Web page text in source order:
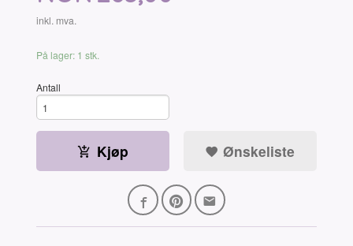
inkl. mva.
På lager: 1 stk.
Antall
Kjøp Ønskeliste